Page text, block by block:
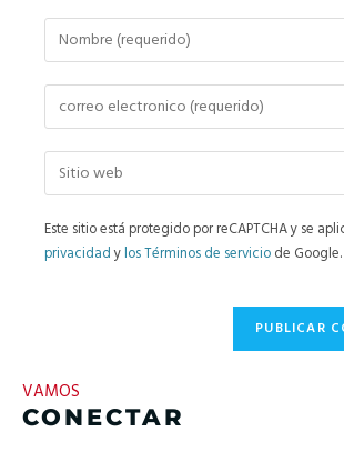
Este sitio está protegido por reCAPTCHA y se
privacidadylos Términos de servicio de Google.
VAMOS
CONECTAR